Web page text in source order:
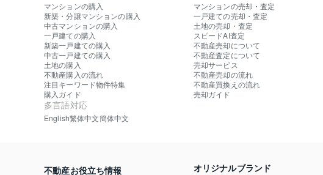
マンションの購入
新築・分譲マンションの購入
中古マンションの購入
一戸建ての購入
新築一戸建ての購入
中古一戸建ての購入
土地の購入
不動産購入の流れ
注目キーワード物件特集
購入ガイド
多言語対応
English繁体中文簡体中文
マンションの売却・査定
一戸建ての売却・査定
土地の売却・査定
スピードAI査定
不動産売却について
不動産査定について
売却サービス
不動産売却の流れ
不動産買換えの流れ
売却ガイド
不動産お役立ち情報 オリジナルブランド